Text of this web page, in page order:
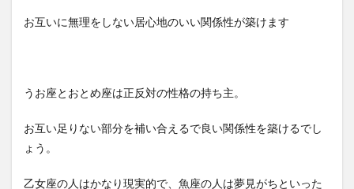
お互いに無理をしない居心地のいい関係性が築けます
うお座とおとめ座は正反対の性格の持ち主。
お互い足りない部分を補い合えるで良い関係性を築けるでし
ょう。
乙女座の人はかなり現実的で、魚座の人は夢見がちといった